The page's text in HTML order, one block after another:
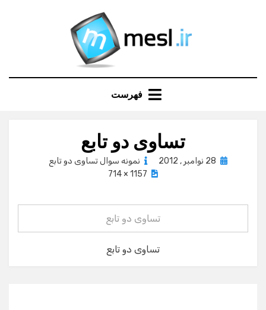
فهرست
تساوی دو تابع
Posted
28 نوامبر , 2012
نمونه سوال تساوی دو تابع
1157 × 714
تساوی دو تابع
تساوی دو تابع